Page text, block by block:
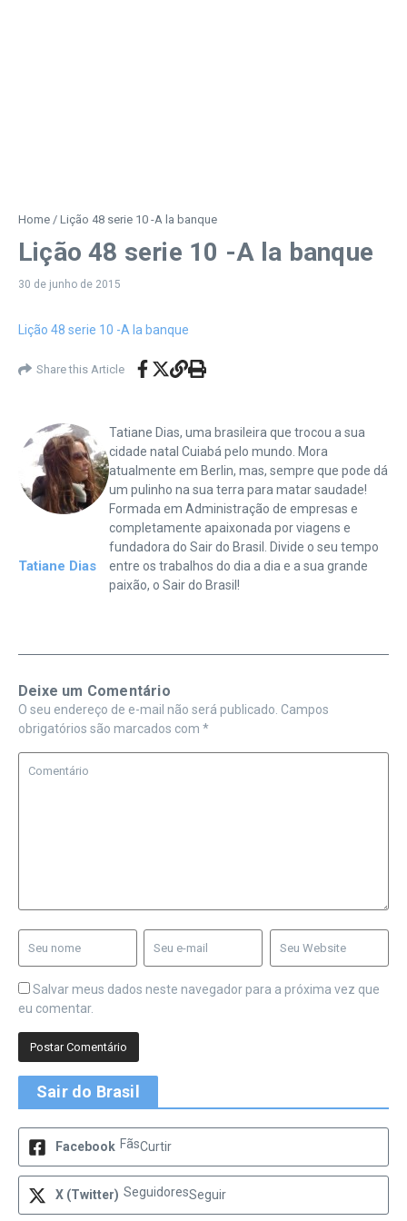
Home / Lição 48 serie 10 -A la banque
Lição 48 serie 10 -A la banque
30 de junho de 2015
Lição 48 serie 10 -A la banque
Share this Article
Tatiane Dias
Tatiane Dias, uma brasileira que trocou a sua
cidade natal Cuiabá pelo mundo. Mora
atualmente em Berlin, mas, sempre que pode dá
um pulinho na sua terra para matar saudade!
Formada em Administração de empresas e
completamente apaixonada por viagens e
fundadora do Sair do Brasil. Divide o seu tempo
entre os trabalhos do dia a dia e a sua grande
paixão, o Sair do Brasil!
Deixe um Comentário
O seu endereço de e-mail não será publicado. Campos
obrigatórios são marcados com *
Salvar meus dados neste navegador para a próxima vez que
eu comentar.
Sair do Brasil
Facebook FãsCurtir
X (Twitter) SeguidoresSeguir